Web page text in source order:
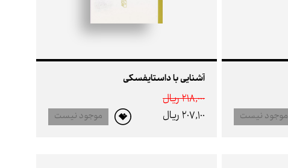
موجود نیست
آشنایی با داستایفسکی
218,000 ريال
207,100 ريال
موجود نیست